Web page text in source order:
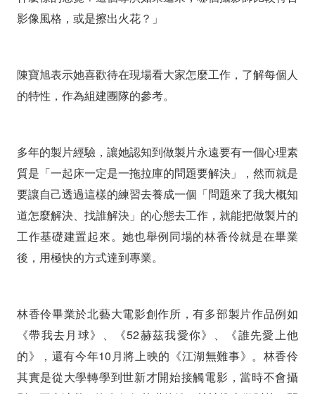
影像風格，或是擦出火花？」
陳寶旭表示她喜歡待在現場看大家怎麼工作，了解每個人
的特性，作為組建團隊的參考。
多年的製片經驗，讓她認知到做製片永遠要有一個心理素
質是「一起床一定是一拖拉庫的問題要解決」，然而就是
要讓自己透過這樣的練習去養成一個「問題來了我大概知
道怎麼解決、找誰解決」的心態去工作，就能把做製片的
工作基礎建置起來。她也舉例同場的林香伶就是在畢業
後，用極快的方式達到專業。
林香伶畢業於北藝大電影創作所，有多部製片作品例如
《帶我去月球》、《52赫茲我愛你》、《誰先愛上他
的》，還有今年10月將上映的《江湖無難事》。林香伶
其實是從大學轉學到世新才開始接觸電影，當時不會攝